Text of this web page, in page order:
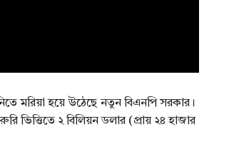
মরিয়া হয়ে উঠেছে নতুন বিএনপি সরকার।
ভিত্তিতে ২ বিলিয়ন ডলার (প্রায় ২৪ হাজার